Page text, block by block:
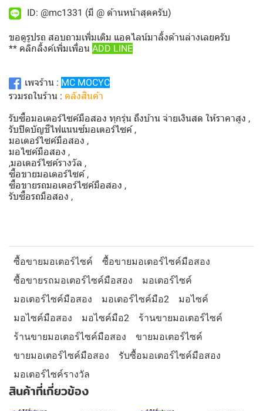
ID: @mc1331 (มี @ ด้านหน้าสุดครับ)
ขอดูรูปรถ สอบถามเพิ่มเติม แอดไลน์มาลิ้งด้านล่างเลยครับ
** คลิกลิ้งค์เพิ่มเพื่อน ADD LINE
เพจร้าน : MC MOCYC
รวมรถในร้าน : คลังสินค้า
รับซื้อมอเตอร์ไซค์มือสอง ทุกรุ่น ถึงบ้าน จ่ายเงินสด ให้ราคาสูง ,
รับปิดบัญชีไฟแนนซ์มอเตอร์ไซค์ ,
มอเตอร์ไซค์มือสอง ,
มอไซค์มือสอง ,
,มอเตอร์ไซค์รางวัล ,
ซื้อขายมอเตอร์ไซค์ ,
ซื้อขายรถมอเตอร์ไซค์มือสอง ,
รับซื้อรถมือสอง ,
ซื้อขายมอเตอร์ไซค์
ซื้อขายมอเตอร์ไซค์มือสอง
ซื้อขายรถมอเตอร์ไซค์มือสอง
มอเตอร์ไซค์
มอเตอร์ไซค์มือสอง
มอเตอร์ไซค์มือ2
มอไซค์
มอไซค์มือสอง
มอไซค์มือ2
ร้านขายมอเตอร์ไซค์
ร้านขายมอเตอร์ไซค์มือสอง
ขายมอเตอร์ไซค์
ขายมอเตอร์ไซค์มือสอง
รับซื้อมอเตอร์ไซค์มือสอง
มอเตอร์ไซค์รางวัล
สินค้าที่เกี่ยวข้อง